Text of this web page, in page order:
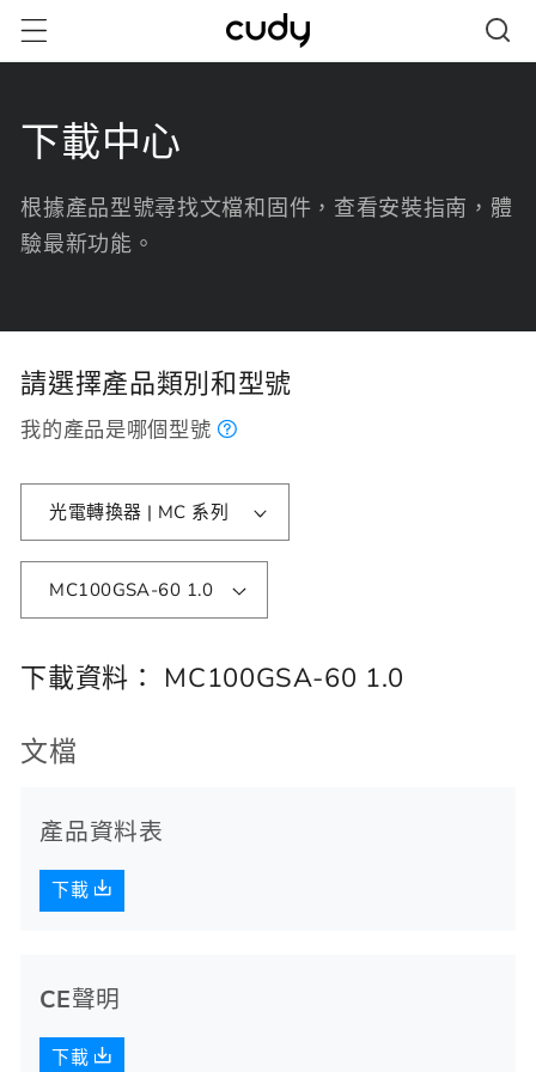
跳至內
容
下載中心
根據產品型號尋找文檔和固件，查看安裝指南，體
驗最新功能。
請選擇產品類別和型號
我的產品是哪個型號
光電轉換器 | MC 系列
MC100GSA-60 1.0
下載資料： MC100GSA-60 1.0
文檔
產品資料表
下載
CE聲明
下載